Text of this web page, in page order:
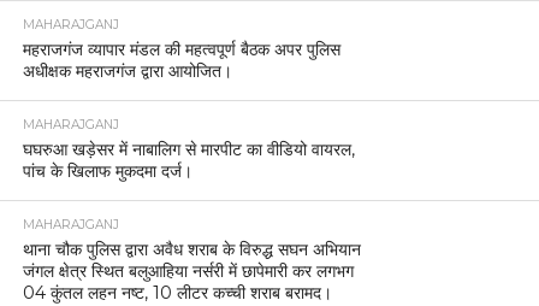
MAHARAJGANJ
महराजगंज व्यापार मंडल की महत्वपूर्ण बैठक अपर पुलिस
अधीक्षक महराजगंज द्वारा आयोजित।
MAHARAJGANJ
घघरुआ खड़ेसर में नाबालिग से मारपीट का वीडियो वायरल,
पांच के खिलाफ मुकदमा दर्ज।
MAHARAJGANJ
थाना चौक पुलिस द्वारा अवैध शराब के विरुद्ध सघन अभियान
जंगल क्षेत्र स्थित बलुआहिया नर्सरी में छापेमारी कर लगभग
04 कुंतल लहन नष्ट, 10 लीटर कच्ची शराब बरामद।